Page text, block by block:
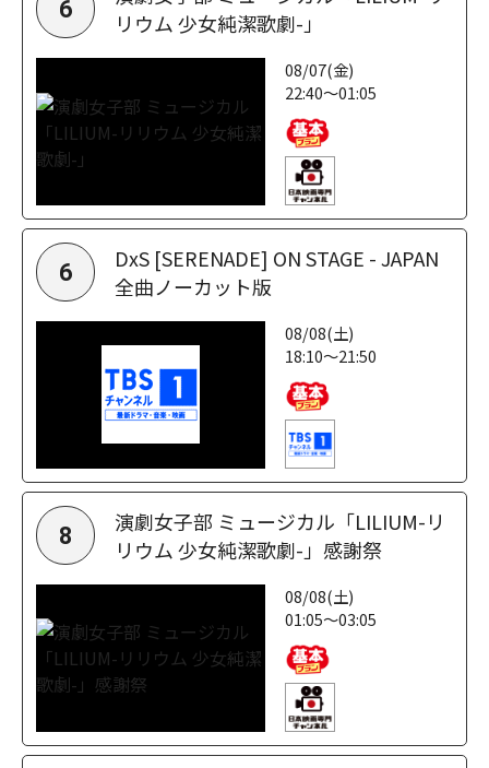
6
リウム 少女純潔歌劇-」
08/07(金)
22:40～01:05
6
DxS [SERENADE] ON STAGE - JAPAN
全曲ノーカット版
08/08(土)
18:10～21:50
8
演劇女子部 ミュージカル「LILIUM-リ
リウム 少女純潔歌劇-」感謝祭
08/08(土)
01:05～03:05